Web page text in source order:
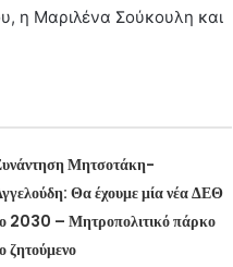
η Μαριλένα Σούκουλη και
Μητσοτάκη-
Θα έχουμε μία νέα ΔΕΘ
2030 – Μητροπολιτικό πάρκο
ζητούμενο